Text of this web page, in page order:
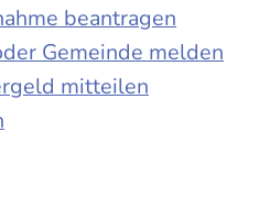
beantragen
Gemeinde melden
mitteilen